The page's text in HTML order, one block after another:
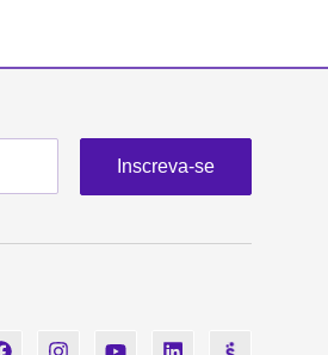
Inscreva-se